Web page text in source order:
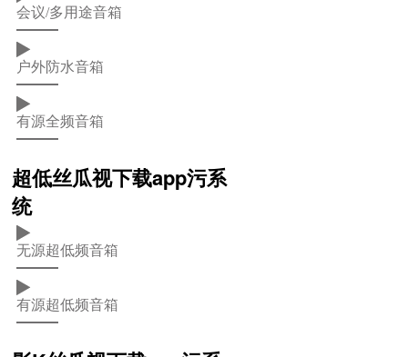
会议/多用途音箱
户外防水音箱
有源全频音箱
超低丝瓜视下载app污系
统
无源超低频音箱
有源超低频音箱